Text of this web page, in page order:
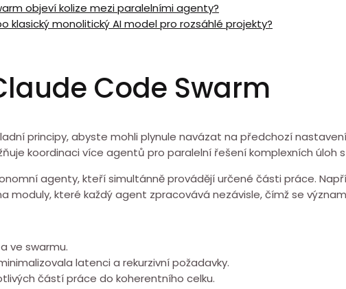
objeví kolize ⁢mezi paralelními agenty?
klasický monolitický AI model pro rozsáhlé projekty?
Code Swarm
principy, ⁣abyste mohli plynule navázat na předchozí
koordinaci více agentů ⁣pro paralelní řešení komplexních úloh
⁣agenty, kteří simultánně provádějí určené části práce.
které každý agent zpracovává nezávisle, čímž se
ve swarmu.
latenci ⁢a rekurzivní požadavky.
částí práce do koherentního celku.